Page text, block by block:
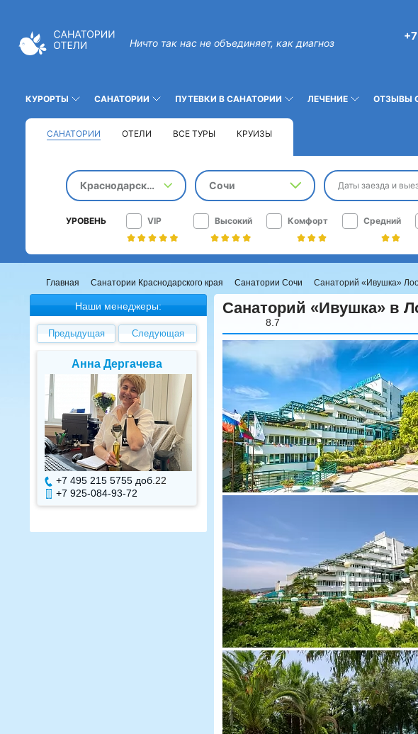
Ничто так нас не объединяет, как диагноз
КУРОРТЫ САНАТОРИИ ПУТЕВКИ В САНАТОРИИ ЛЕЧЕНИЕ ОТЗЫВЫ
САНАТОРИИ ОТЕЛИ ВСЕ ТУРЫ КРУИЗЫ
Краснодарский край Сочи Даты заезда и
УРОВЕНЬ VIP Высокий Комфорт Средний
Главная Санатории Краснодарского края Санатории Сочи Санаторий «Ивушка»
Наши менеджеры:
Предыдущая Следующая
Елена Валуева
+7 495 215 5755 доб. 7
+7 925-084-93-71
Светлана Гарбузова
+7 495 215 5755 доб.2
+7 925-084-93-70
Санаторий «Ивушка» в
8.7